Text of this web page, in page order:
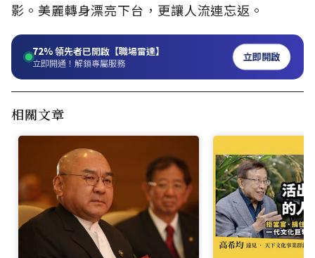
影。美麗轉身漂亮下台，更讓人流連忘返。
72%領先者已開啟【職場雷達】
立即開通！解鎖專屬服務 立即開啟
相關文章